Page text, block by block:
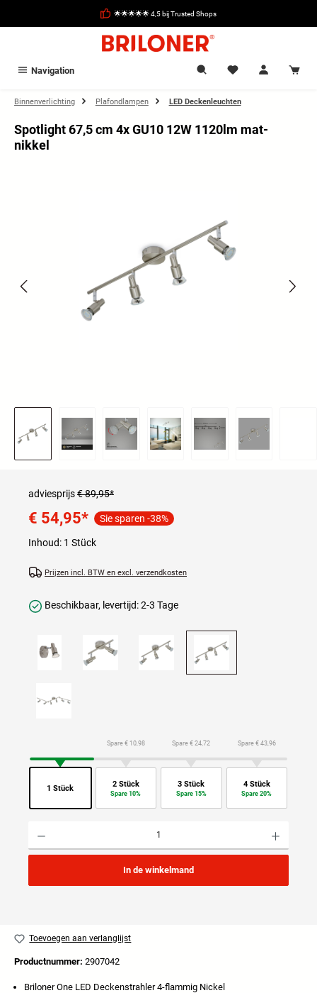
🌟🌟🌟🌟🌟 4,5 bij Trusted Shops
Navigation
Binnenverlichting Plafondlampen LED Deckenleuchten
Spotlight 67,5 cm 4x GU10 12W 1120lm mat-
nikkel
adviesprijs€ 89,95*
€ 54,95* Sie sparen -38%
Inhoud: 1 Stück
Prijzen incl. BTW en excl. verzendkosten
Beschikbaar, levertijd: 2-3 Tage
1 Stück
Spare € 10,98
2 Stück
Spare 10%
Spare € 24,72
3 Stück
Spare 15%
Spare € 43,96
4 Stück
Spare 20%
In de winkelmand
Toevoegen aan verlanglijst
Productnummer: 2907042
Briloner One LED Deckenstrahler 4-flammig Nickel